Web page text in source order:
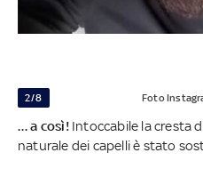
2/8 Foto
… a così!Intoccabile la cresta
naturale dei capelli è stato